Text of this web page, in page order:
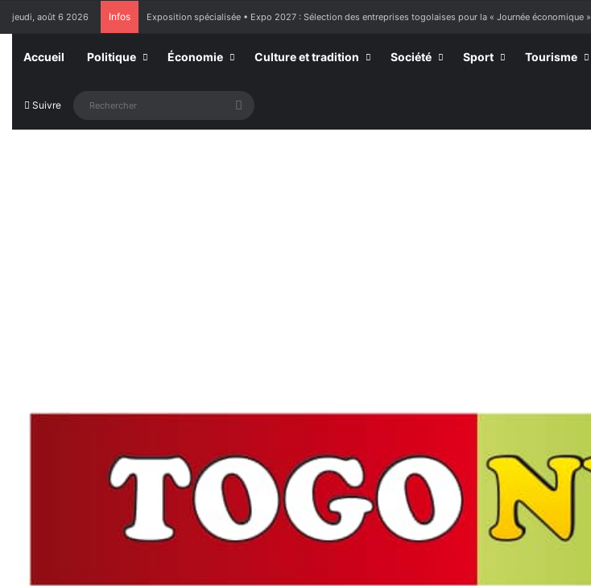
jeudi, août 6 2026 Infos Exposition spécialisée • Expo 2027 : Sélection des entreprises togolaises pour la « Journée économique »
Accueil Politique Économie Culture et tradition Société Sport Tourisme
Suivre Rechercher